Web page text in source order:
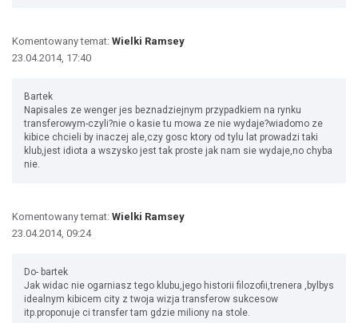
Komentowany temat: Wielki Ramsey
23.04.2014, 17:40
Bartek
Napisales ze wenger jes beznadziejnym przypadkiem na rynku
transferowym-czyli?nie o kasie tu mowa ze nie wydaje?wiadomo ze
kibice chcieli by inaczej ale,czy gosc ktory od tylu lat prowadzi taki
klub,jest idiota a wszysko jest tak proste jak nam sie wydaje,no chyba
nie.
Komentowany temat: Wielki Ramsey
23.04.2014, 09:24
Do- bartek
Jak widac nie ogarniasz tego klubu,jego historii filozofii,trenera ,bylbys
idealnym kibicem city z twoja wizja transferow sukcesow
itp.proponuje ci transfer tam gdzie miliony na stole.